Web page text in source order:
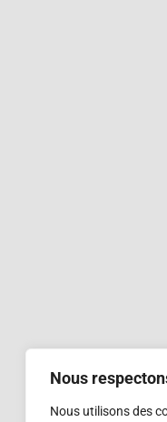
Nous
Nous utilisons des